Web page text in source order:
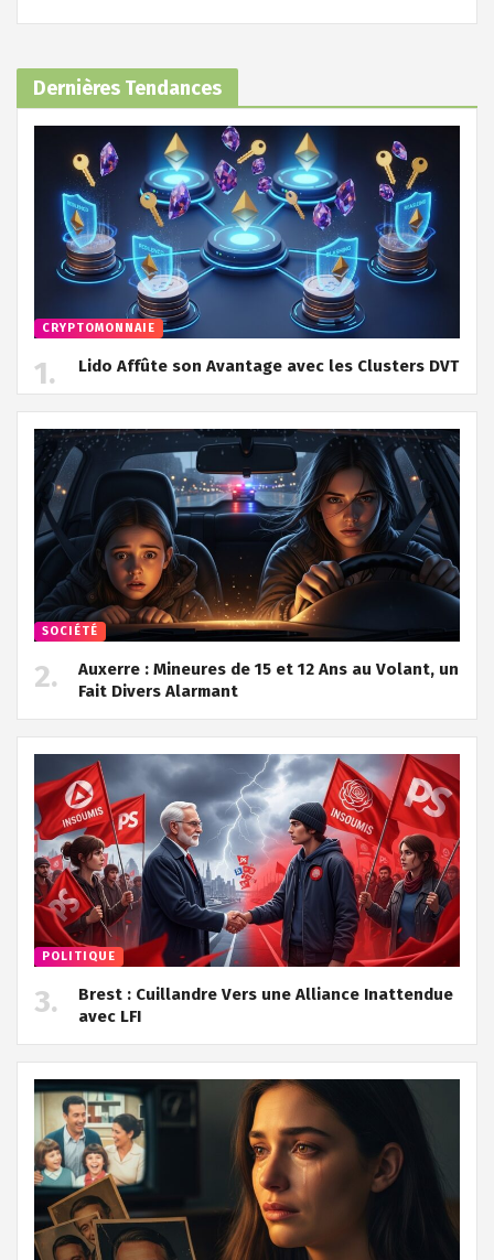
Dernières Tendances
CRYPTOMONNAIE
Lido Affûte son Avantage avec les Clusters DVT
SOCIÉTÉ
Auxerre : Mineures de 15 et 12 Ans au Volant, un
Fait Divers Alarmant
POLITIQUE
Brest : Cuillandre Vers une Alliance Inattendue
avec LFI